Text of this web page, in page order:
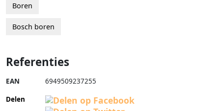
Boren
Bosch boren
Referenties
EAN 6949509237255
Delen